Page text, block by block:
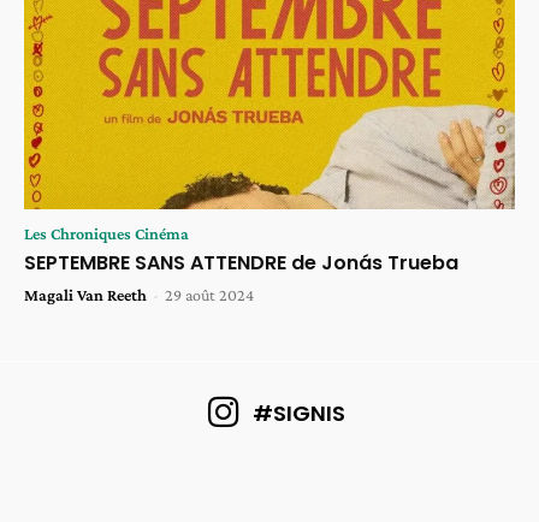
Les Chroniques Cinéma
SEPTEMBRE SANS ATTENDRE de Jonás Trueba
Magali Van Reeth - 29 août 2024
#SIGNIS